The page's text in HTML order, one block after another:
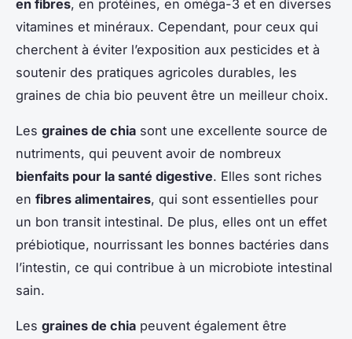
en fibres, en protéines, en oméga-3 et en diverses
vitamines et minéraux. Cependant, pour ceux qui
cherchent à éviter l’exposition aux pesticides et à
soutenir des pratiques agricoles durables, les
graines de chia bio peuvent être un meilleur choix.
Les graines de chia sont une excellente source de
nutriments, qui peuvent avoir de nombreux
bienfaits pour la santé digestive. Elles sont riches
en fibres alimentaires, qui sont essentielles pour
un bon transit intestinal. De plus, elles ont un effet
prébiotique, nourrissant les bonnes bactéries dans
l’intestin, ce qui contribue à un microbiote intestinal
sain.
Les graines de chia peuvent également être